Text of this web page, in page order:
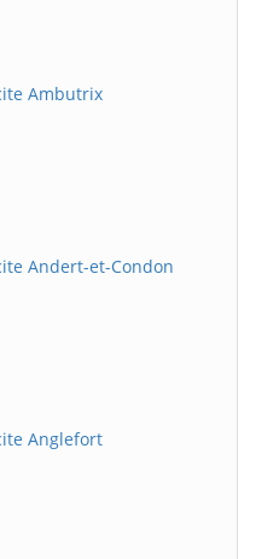
Ambutrix
Andert-et-Condon
Anglefort